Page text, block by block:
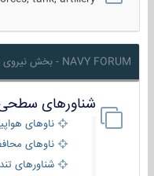
NAVY FORUM - بخش نیروی دریایی
شناورهای سطحی
ناوهای
ناوهای محافظ
شناورهای تندرو